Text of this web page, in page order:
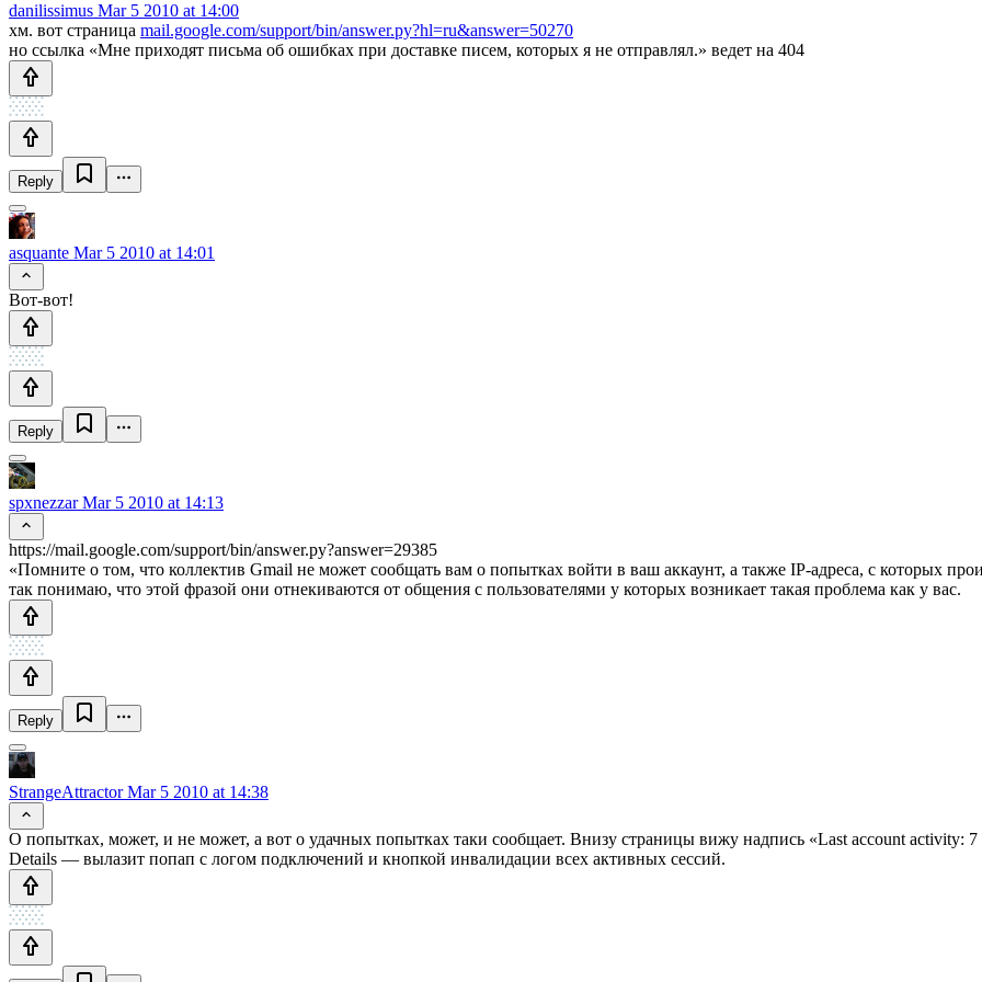
danilissimus Mar 5 2010 at 14:00
хм. вот страница mail.google.com/support/bin/answer.py?hl=ru&answer=50270
но ссылка «Мне приходят письма об ошибках при доставке писем, которых я не отправлял.» ведет на 404
Reply
asquante Mar 5 2010 at 14:01
Вот-вот!
Reply
spxnezzarMar 5 2010 at 14:13
https://mail.google.com/support/bin/answer.py?answer=29385
«Помните о том, что коллектив Gmail не может сообщать вам о попытках войти в ваш аккаунт, а также IP-адреса, с которых
так понимаю, что этой фразой они отнекиваются от общения с пользователями у которых возникает такая проблема как у вас.
Reply
StrangeAttractorMar 5 2010 at 14:38
О попытках, может, и не может, а вот о удачных попытках таки сообщает. Внизу страницы вижу надпись «Last account activity:
Details — вылазит попап с логом подключений и кнопкой инвалидации всех активных сессий.